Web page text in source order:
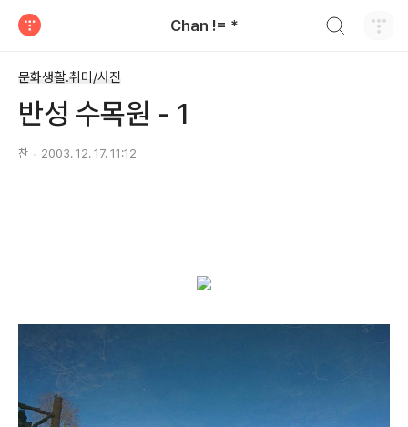
Chan != *
문화생활.취미/사진
반성 수목원 - 1
찬 2003. 12. 17. 11:12